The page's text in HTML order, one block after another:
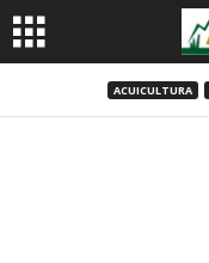
ACUICULTURA